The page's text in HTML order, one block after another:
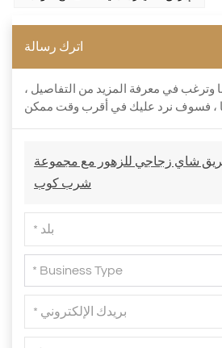
اترك رسالة
وترغب في معرفة المزيد من التفاصيل ،
إبريق شاي زجاجي للزهور مع مجموعة
شرب كوب